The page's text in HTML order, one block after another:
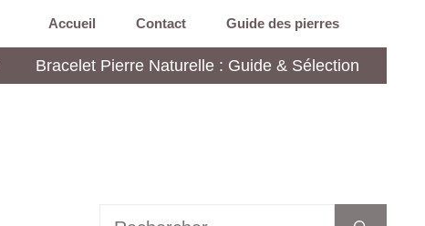
Accueil Contact Guide des pierres
Bracelet Pierre Naturelle : Guide & Sélection
Rechercher :